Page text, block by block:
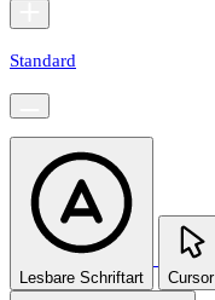
Standard
Lesbare Schriftart Cursor